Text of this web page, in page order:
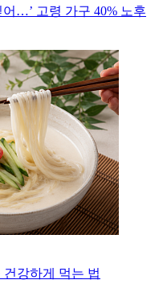
…’ 고령 가구 40% 노후
건강하게 먹는 법